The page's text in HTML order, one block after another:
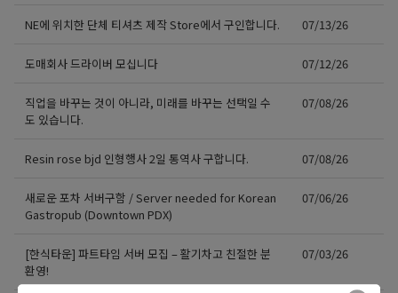
NE에 위치한 단체 티셔츠 제작 Store에서 구인합니다. 07/13/26
도매회사 드라이버 모십니다 07/12/26
직업을 바꾸는 것이 아니라, 미래를 바꾸는 선택일 수
도 있습니다.
07/08/26
Resin rose bjd 인형행사 2일 통역사 구합니다. 07/08/26
새로운 포차 서버구함 / Server needed for Korean
Gastropub (Downtown PDX)
07/06/26
[한식타운] 파트타임 서버 모집 – 활기차고 친절한 분
환영!
07/03/26